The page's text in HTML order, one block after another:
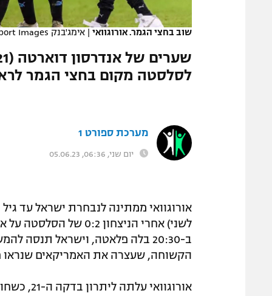
שוב בחצי הגמר. אורוגוואי | אימג'בנק GettyImages, Marcio Machado/Eurasia Sport Images
לסלסטה מקום בחצי הגמר לראשונה מ-2017. המשחק
מערכת ספורט 1
יום שני, 06:36, 05.06.23
לשני) אחרי הניצחון
ב-20:30 בלה פלאטה, וישראל
הקשוחה, שעצרה את האמריקאים שנראו